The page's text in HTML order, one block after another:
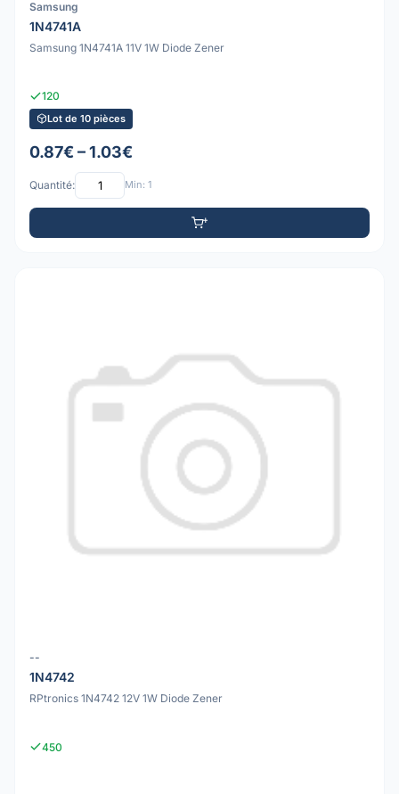
Samsung
1N4741A
Samsung 1N4741A 11V 1W Diode Zener
120
Lot de 10 pièces
0.87€ – 1.03€
Quantité: Min: 1
--
1N4742
RPtronics 1N4742 12V 1W Diode Zener
450